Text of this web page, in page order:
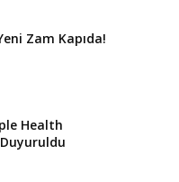
Zam Kapıda!
Health